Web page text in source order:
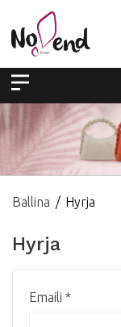
Ballina Hyrja
Hyrja
Emaili *